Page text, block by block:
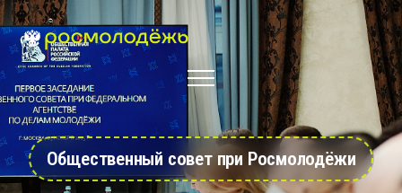
Общественный совет при Росмолодёжи